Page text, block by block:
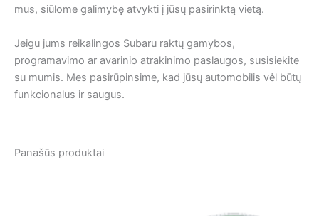
mus, siūlome galimybę atvykti į jūsų pasirinktą vietą.
Jeigu jums reikalingos Subaru raktų gamybos,
programavimo ar avarinio atrakinimo paslaugos, susisiekite
su mumis. Mes pasirūpinsime, kad jūsų automobilis vėl būtų
funkcionalus ir saugus.
Panašūs produktai